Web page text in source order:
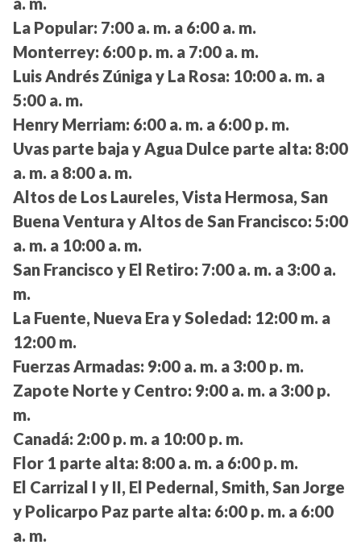
La Popular: 7:00 a. m. a 6:00 a. m.
Monterrey: 6:00 p. m. a 7:00 a. m.
Luis Andrés Zúniga y La Rosa: 10:00 a. m. a
5:00 a. m.
Henry Merriam: 6:00 a. m. a 6:00 p. m.
Uvas parte baja y Agua Dulce parte alta: 8:00
a. m. a 8:00 a. m.
Altos de Los Laureles, Vista Hermosa, San
Buena Ventura y Altos de San Francisco: 5:00
a. m. a 10:00 a. m.
San Francisco y El Retiro: 7:00 a. m. a 3:00 a.
m.
La Fuente, Nueva Era y Soledad: 12:00 m. a
12:00 m.
Fuerzas Armadas: 9:00 a. m. a 3:00 p. m.
Zapote Norte y Centro: 9:00 a. m. a 3:00 p.
m.
Canadá: 2:00 p. m. a 10:00 p. m.
Flor 1 parte alta: 8:00 a. m. a 6:00 p. m.
El Carrizal I y II, El Pedernal, Smith, San Jorge
y Policarpo Paz parte alta: 6:00 p. m. a 6:00
a. m.